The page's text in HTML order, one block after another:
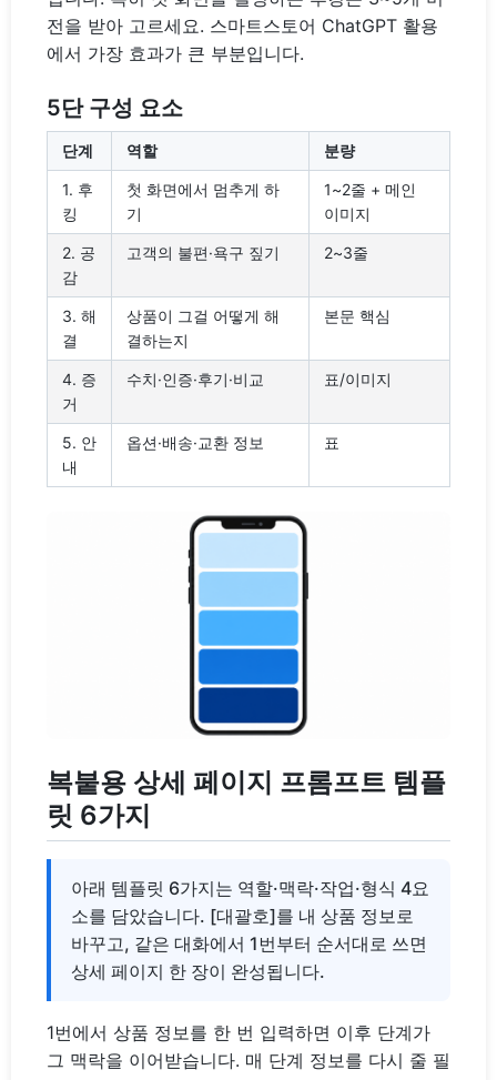
전을 받아 고르세요. 스마트스토어 ChatGPT 활용
에서 가장 효과가 큰 부분입니다.
5단 구성 요소
단계 역할 분량
1. 후
킹
첫 화면에서 멈추게 하
기
1~2줄 + 메인
이미지
2. 공
감
고객의 불편·욕구 짚기 2~3줄
3. 해
결
상품이 그걸 어떻게 해
결하는지
본문 핵심
4. 증
거
수치·인증·후기·비교 표/이미지
5. 안
내
옵션·배송·교환 정보 표
복붙용 상세 페이지 프롬프트 템플
릿 6가지
아래 템플릿 6가지는 역할·맥락·작업·형식 4요
소를 담았습니다. [대괄호]를 내 상품 정보로
바꾸고, 같은 대화에서 1번부터 순서대로 쓰면
상세 페이지 한 장이 완성됩니다.
1번에서 상품 정보를 한 번 입력하면 이후 단계가
그 맥락을 이어받습니다. 매 단계 정보를 다시 줄 필